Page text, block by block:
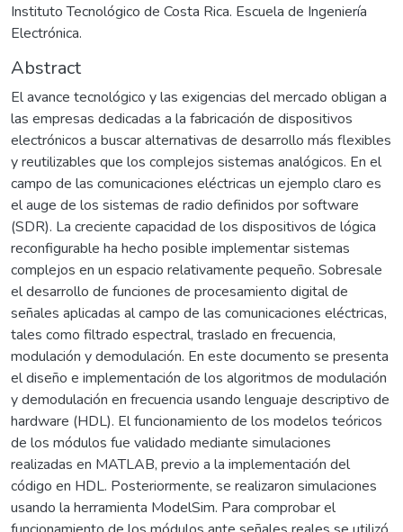
Instituto Tecnológico de Costa Rica. Escuela de Ingeniería
Electrónica.
Abstract
El avance tecnológico y las exigencias del mercado obligan a
las empresas dedicadas a la fabricación de dispositivos
electrónicos a buscar alternativas de desarrollo más flexibles
y reutilizables que los complejos sistemas analógicos. En el
campo de las comunicaciones eléctricas un ejemplo claro es
el auge de los sistemas de radio definidos por software
(SDR). La creciente capacidad de los dispositivos de lógica
reconfigurable ha hecho posible implementar sistemas
complejos en un espacio relativamente pequeño. Sobresale
el desarrollo de funciones de procesamiento digital de
señales aplicadas al campo de las comunicaciones eléctricas,
tales como filtrado espectral, traslado en frecuencia,
modulación y demodulación. En este documento se presenta
el diseño e implementación de los algoritmos de modulación
y demodulación en frecuencia usando lenguaje descriptivo de
hardware (HDL). El funcionamiento de los modelos teóricos
de los módulos fue validado mediante simulaciones
realizadas en MATLAB, previo a la implementación del
código en HDL. Posteriormente, se realizaron simulaciones
usando la herramienta ModelSim. Para comprobar el